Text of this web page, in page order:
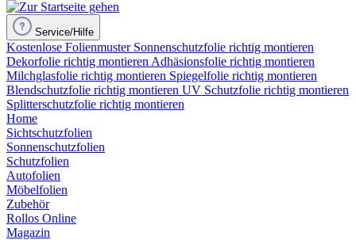
Service/Hilfe
Kostenlose Folienmuster Sonnenschutzfolie richtig montieren
Dekorfolie richtig montieren Adhäsionsfolie richtig montieren
Milchglasfolie richtig montieren Spiegelfolie richtig montieren
Blendschutzfolie richtig montieren UV Schutzfolie richtig montieren
Splitterschutzfolie richtig montieren
Home
Sichtschutzfolien
Sonnenschutzfolien
Schutzfolien
Autofolien
Möbelfolien
Zubehör
Rollos Online
Magazin